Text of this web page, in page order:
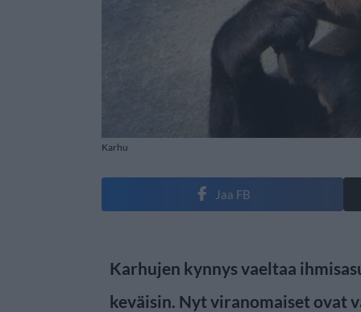
Karhu
Jaa FB
Karhujen kynnys vaeltaa
keväisin. Nyt viranomaiset ovat